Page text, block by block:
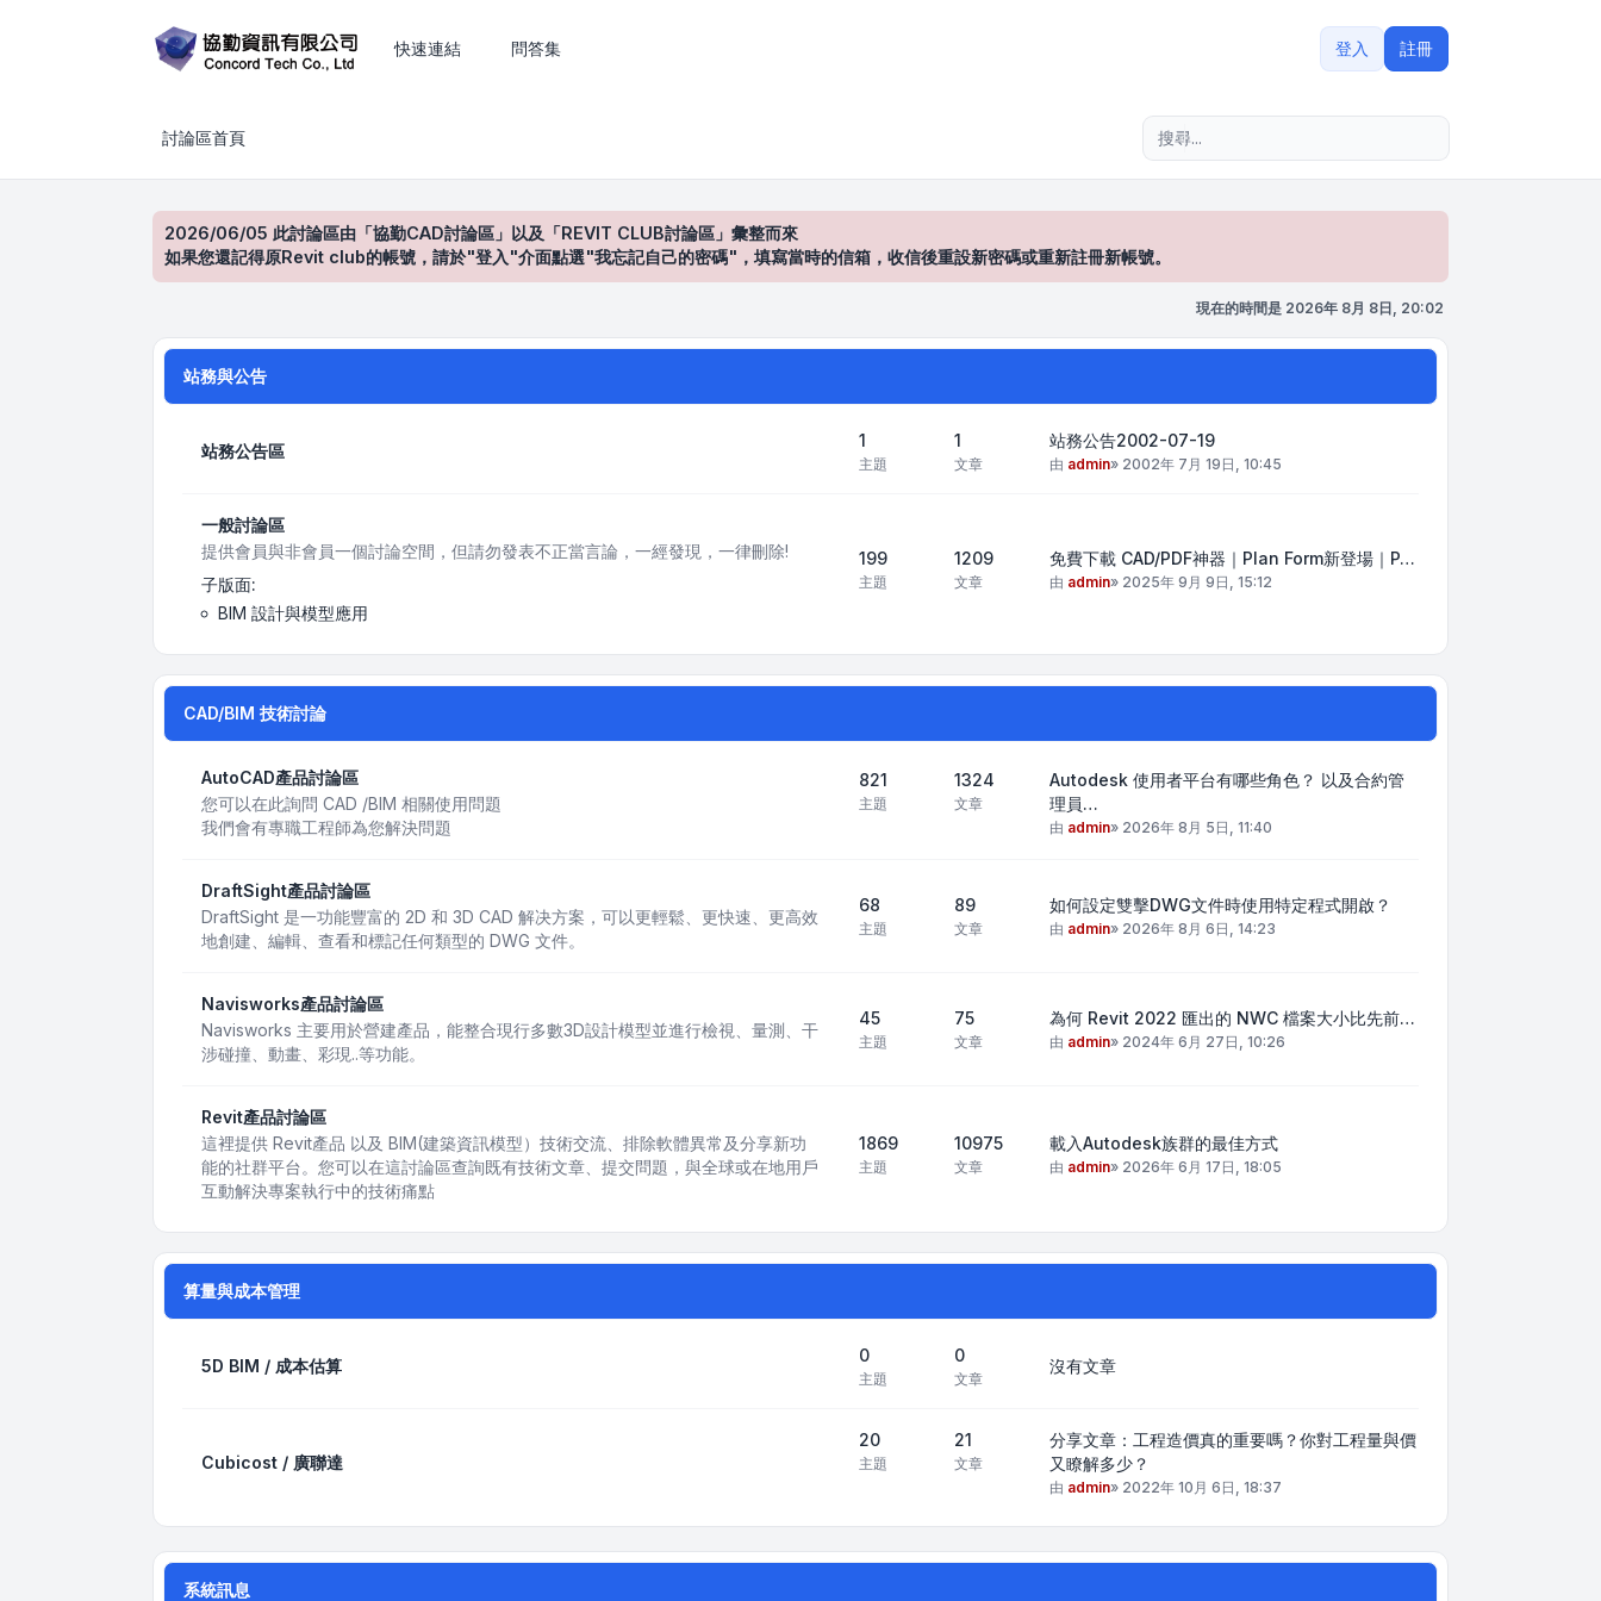
快速連結 問答集 登入 註冊
CAD、BIM、工程估算與建築設計技術討論區
討論區首頁
2026/06/05 此討論區由「協勤CAD討論區」以及「REVIT CLUB討論區」彙整而來
如果您還記得原Revit club的帳號，請於"登入"介面點選"我忘記自己的密碼"，填寫當時的信箱，收信後重設新密碼或重新註冊新帳號。
現在的時間是 2026年 8月 8日, 20:02
站務與公告
站務公告區
1
主題
1
文章
站務公告2002-07-19
由 admin» 2002年 7月 19日, 10:45
一般討論區
提供會員與非會員一個討論空間，但請勿發表不正當言論，一經發現，一律刪除!
子版面:
BIM 設計與模型應用
199
主題
1209
文章
免費下載 CAD/PDF神器｜Plan Form新登場｜P…
由 admin» 2025年 9月 9日, 15:12
CAD/BIM 技術討論
AutoCAD產品討論區
您可以在此詢問 CAD /BIM 相關使用問題
我們會有專職工程師為您解決問題
821
主題
1324
文章
Autodesk 使用者平台有哪些角色？ 以及合約管
理員…
由 admin» 2026年 8月 5日, 11:40
DraftSight產品討論區
DraftSight 是一功能豐富的 2D 和 3D CAD 解决方案，可以更輕鬆、更快速、更高效
地創建、編輯、查看和標記任何類型的 DWG 文件。
68
主題
89
文章
如何設定雙擊DWG文件時使用特定程式開啟？
由 admin» 2026年 8月 6日, 14:23
Navisworks產品討論區
Navisworks 主要用於營建產品，能整合現行多數3D設計模型並進行檢視、量測、干
涉碰撞、動畫、彩現..等功能。
45
主題
75
文章
為何 Revit 2022 匯出的 NWC 檔案大小比先前…
由 admin» 2024年 6月 27日, 10:26
Revit產品討論區
這裡提供 Revit產品 以及 BIM(建築資訊模型）技術交流、排除軟體異常及分享新功
能的社群平台。您可以在這討論區查詢既有技術文章、提交問題，與全球或在地用戶
互動解決專案執行中的技術痛點
1869
主題
10975
文章
載入Autodesk族群的最佳方式
由 admin» 2026年 6月 17日, 18:05
算量與成本管理
5D BIM / 成本估算
0
主題
0
文章
沒有文章
Cubicost / 廣聯達
20
主題
21
文章
分享文章：工程造價真的重要嗎？你對工程量與價
又瞭解多少？
由 admin» 2022年 10月 6日, 18:37
系統訊息